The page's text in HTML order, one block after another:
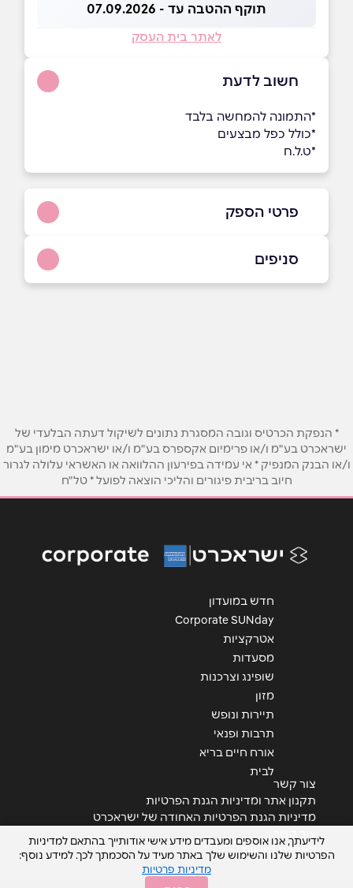
תוקף ההטבה עד - 07.09.2026
לאתר בית העסק
חשוב לדעת
*התמונה להמחשה בלבד
*כולל כפל מבצעים
*ט.ל.ח
פרטי הספק
באתר בפייסבוק באינסטגרם
אימייל*
אנא חזרו אלי בקשר ל...
סניפים
* הנפקת הכרטיס וגובה המסגרת נתונים לשיקול דעתה הבלעדי של
ישראכרט בע"מ ו/או פרימיום אקספרס בע"מ ו/או ישראכרט מימון בע"מ
ו/או הבנק המנפיק * אי עמידה בפירעון ההלוואה או האשראי עלולה לגרור
חיוב בריבית פיגורים והליכי הוצאה לפועל * טל"ח
חדש במועדון
Corporate SUNday
אטרקציות
מסעדות
שופינג וצרכנות
מזון
תיירות ונופש
תרבות ופנאי
אורח חיים בריא
לבית
צור קשר
תקנון אתר ומדיניות הגנת הפרטיות
מדיניות הגנת הפרטיות האחודה של ישראכרט
הצהרת נגישות
לידיעתך, אנו אוספים ומעבדים מידע אישי אודותייך בהתאם למדיניות
הפרטיות שלנו והשימוש שלך באתר מעיד על הסכמתך לכך. למידע נוסף:
מדיניות פרטיות